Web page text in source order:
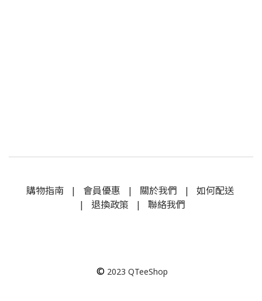
購物指南| 會員優惠 | 關於我們 | 如何配送
| 退換政策 | 聯絡我們
© 2023 QTeeShop